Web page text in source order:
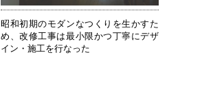
昭和初期のモダンなつくりを生かすた
め、改修工事は最小限かつ丁寧にデザ
イン・施工を行なった